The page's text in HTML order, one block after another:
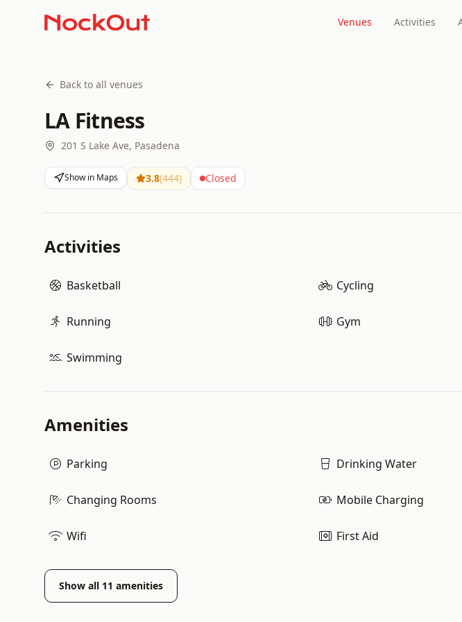
Venues Activities
Back to all venues
LA Fitness
201 S Lake Ave, Pasadena
Show in Maps 3.8(444) Closed
Activities
Basketball Cycling
Running Gym
Swimming
Amenities
Parking Drinking Water
Changing Rooms Mobile Charging
Wifi First Aid
Show all 11 amenities